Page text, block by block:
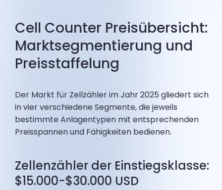
Cell Counter Preisübersicht:
Marktsegmentierung und
Preisstaffelung
Der Markt für Zellzähler im Jahr 2025 gliedert sich
in vier verschiedene Segmente, die jeweils
bestimmte Anlagentypen mit entsprechenden
Preisspannen und Fähigkeiten bedienen.
Zellenzähler der Einstiegsklasse:
$15.000-$30.000 USD